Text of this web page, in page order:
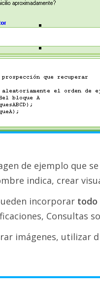
de ejemplo que
indica, crear
incorporar todo
Consultas
imágenes, utilizar